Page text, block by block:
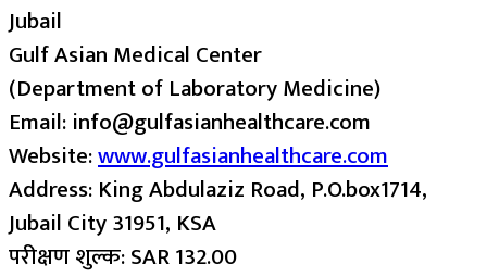
Jubail
Gulf Asian Medical Center
(Department of Laboratory Medicine)
Email: info@gulfasianhealthcare.com
Website:www.gulfasianhealthcare.com
Address: King Abdulaziz Road, P.O.box1714,
Jubail City 31951, KSA
परीक्षण शुल्क: SAR 132.00